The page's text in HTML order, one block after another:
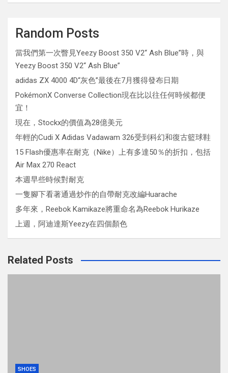
Random Posts
當我們第一次瞥見Yeezy Boost 350 V2“ Ash Blue”時，與
Yeezy Boost 350 V2“ Ash Blue”
adidas ZX 4000 4D“灰色”最後在7月獲得發布日期
PokémonX Converse Collection現在比以往任何時候都便
宜！
現在，Stockx的價值為28億美元
年輕的Cudi X Adidas Vadawam 326受到科幻和復古籃球鞋
15 Flash優惠率在耐克（Nike）上有多達50％的折扣，包括
Air Max 270 React
本週早些時候對耐克
一隻腳下看著通過炒作的自帶耐克改編Huarache
多年來，Reebok Kamikaze將重命名為Reebok Hurikaze
上週，阿迪達斯Yeezy在四個顏色
Related Posts
SHOES